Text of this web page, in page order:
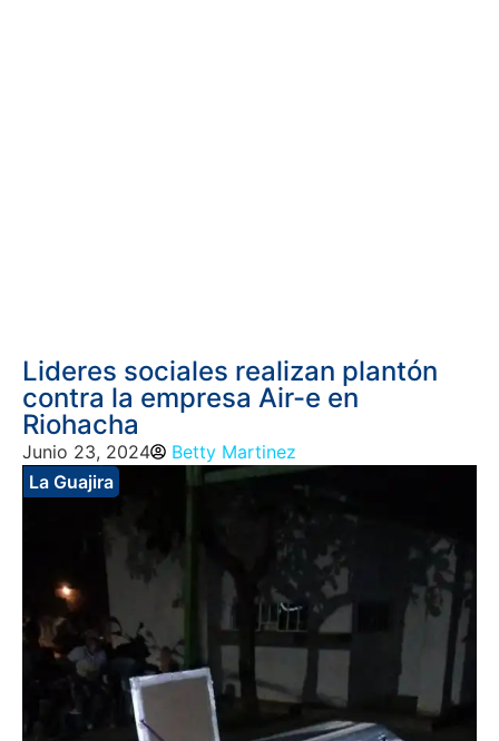
Lideres sociales realizan plantón
contra la empresa Air-e en
Riohacha
Junio 23, 2024
Betty Martinez
La Guajira